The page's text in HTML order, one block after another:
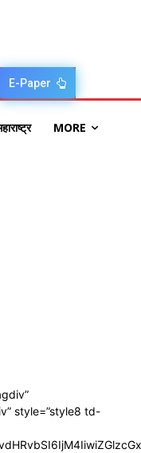
E-Paper
MORE
style=”style8 td-